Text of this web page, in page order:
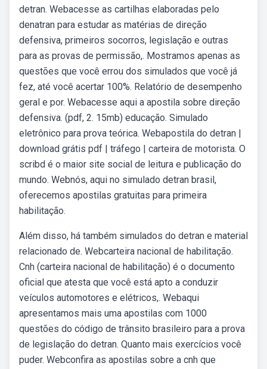
detran. Webacesse as cartilhas elaboradas pelo
denatran para estudar as matérias de direção
defensiva, primeiros socorros, legislação e outras
para as provas de permissão,. Mostramos apenas as
questões que você errou dos simulados que você já
fez, até você acertar 100%. Relatório de desempenho
geral e por. Webacesse aqui a apostila sobre direção
defensiva. (pdf, 2. 15mb) educação. Simulado
eletrônico para prova teórica. Webapostila do detran |
download grátis pdf | tráfego | carteira de motorista. O
scribd é o maior site social de leitura e publicação do
mundo. Webnós, aqui no simulado detran brasil,
oferecemos apostilas gratuitas para primeira
habilitação.
Além disso, há também simulados do detran e material
relacionado de. Webcarteira nacional de habilitação.
Cnh (carteira nacional de habilitação) é o documento
oficial que atesta que você está apto a conduzir
veículos automotores e elétricos,. Webaqui
apresentamos mais uma apostilas com 1000
questões do código de trânsito brasileiro para a prova
de legislação do detran. Quanto mais exercícios você
puder. Webconfira as apostilas sobre a cnh que